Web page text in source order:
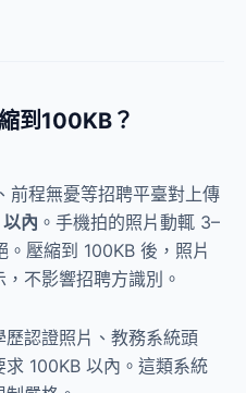
到100KB？
前程無憂等招聘平臺對上傳
內 。手機拍的照片動輒 3–
壓縮到 100KB 後，照片
不影響招聘方識別。
認證照片、教務系統頭
100KB 以內。這類系統